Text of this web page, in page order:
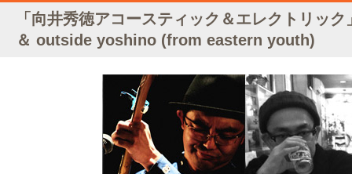
「向井秀徳アコースティック＆エレクトリック
＆ outside yoshino (from eastern youth)